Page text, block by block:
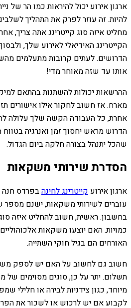
ארגון אירוע יכול להיראות כמו הר של
להיות. זה עוזר לפרק את התהליך
מחליט איזה סוג קייטרינג אתה צריך,
הקייטרינג האידיאלי לאירוע שלך,
הדרושים. לעתים קרובות מתעלמים
אותו עד שזה מאוחר מדי!
ההרשאות יכולות להשתנות בהתאם
מארח. אז חשוב לחקור אילו אישורים
אחרת, כל העבודה הקשה שלך עלולה
הדרוש מראש יחסוך זמן ואנרגיה בטווח
שהכל יתנהל בצורה חלקה ביום הגדול.
הסדרת שירותי משקאות
ארגון אירוע קייטרינג לחינהבפרדס חנה
עוברים לשירותי משקאות, ישנם
בחשבון. ראשית, חשוב להחליט איזה
כמויות. האם יוצעו משקאות
האורחים הם בגיל חוקי השתייה.
חשוב גם לחשוב על האם יש לספק
תשלום. יתר על כן, סוגים מסוימים של
מיוחד, כגון צידניות לבירה או חלילי
לקבוע אם יש לרכוש או לשכור את